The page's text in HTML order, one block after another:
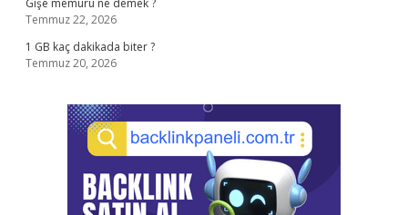
Gişe memuru ne demek ?
Temmuz 22, 2026
1 GB kaç dakikada biter ?
Temmuz 20, 2026